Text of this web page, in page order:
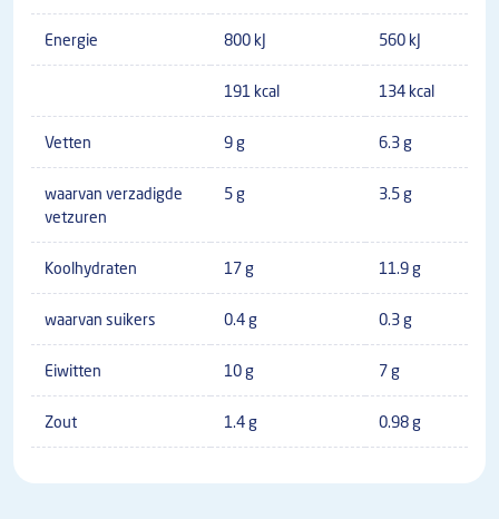
Energie 800 kJ 560 kJ
191 kcal 134 kcal
Vetten 9 g 6.3 g
waarvan verzadigde
vetzuren
5 g 3.5 g
Koolhydraten 17 g 11.9 g
waarvan suikers 0.4 g 0.3 g
Eiwitten 10 g 7 g
Zout 1.4 g 0.98 g